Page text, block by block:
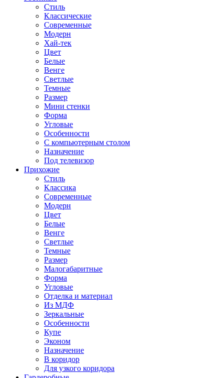
Стиль
Классические
Современные
Модерн
Хай-тек
Цвет
Белые
Венге
Светлые
Темные
Размер
Мини стенки
Форма
Угловые
Особенности
С компьютерным столом
Назначение
Под телевизор
Прихожие
Стиль
Классика
Современные
Модерн
Цвет
Белые
Венге
Светлые
Темные
Размер
Малогабаритные
Форма
Угловые
Отделка и материал
Из МДФ
Зеркальные
Особенности
Купе
Эконом
Назначение
В коридор
Для узкого коридора